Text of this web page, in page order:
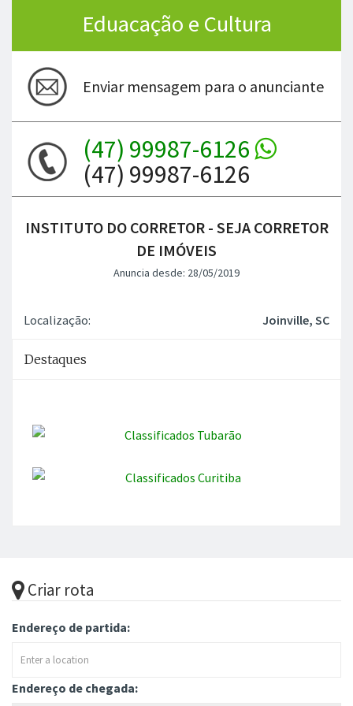
Eduacação e Cultura
Enviar mensagem para o anunciante
(47) 99987-6126
(47) 99987-6126
INSTITUTO DO CORRETOR - SEJA CORRETOR
DE IMÓVEIS
Anuncia desde: 28/05/2019
Localização: Joinville, SC
Destaques
Criar rota
Endereço de partida:
Endereço de chegada: